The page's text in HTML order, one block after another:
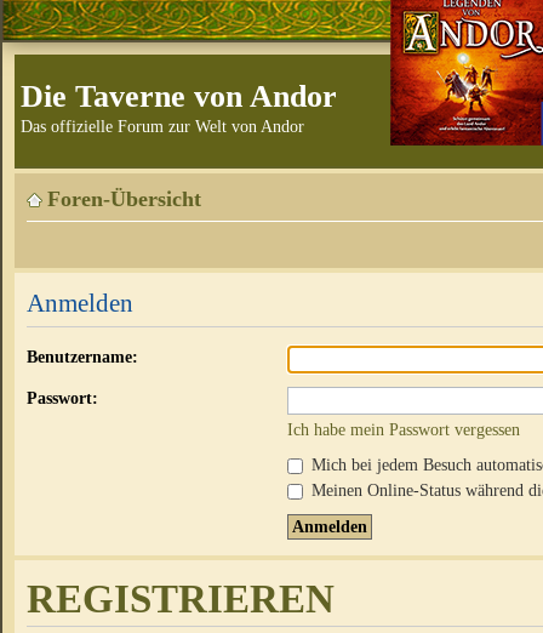
Die Taverne von Andor
Das offizielle Forum zur Welt von Andor
Foren-Übersicht
Anmelden
Benutzername:
Passwort:
Ich habe mein Passwort vergessen
Mich bei jedem Besuch
Meinen Online-Status während
REGISTRIEREN